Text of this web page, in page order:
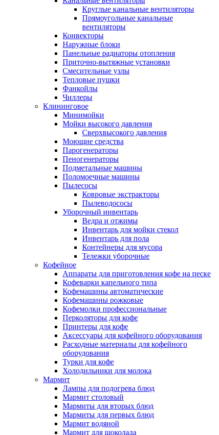
Круглые канальные вентиляторы
Прямоугольные канальные
вентиляторы
Конвекторы
Наружные блоки
Панельные радиаторы отопления
Приточно-вытяжные установки
Смесительные узлы
Тепловые пушки
Фанкойлы
Чиллеры
Клининговое
Минимойки
Мойки высокого давления
Сверхвысокого давления
Моющие средства
Парогенераторы
Пеногенераторы
Подметальные машины
Поломоечные машины
Пылесосы
Ковровые экстракторы
Пылеводососы
Уборочный инвентарь
Ведра и отжимы
Инвентарь для мойки стекол
Инвентарь для пола
Контейнеры для мусора
Тележки уборочные
Кофейное
Аппараты для приготовления кофе на песке
Кофеварки капельного типа
Кофемашины автоматические
Кофемашины рожковые
Кофемолки профессиональные
Перколяторы для кофе
Принтеры для кофе
Аксессуары для кофейного оборудования
Расходные материалы для кофейного
оборудования
Турки для кофе
Холодильники для молока
Мармит
Лампы для подогрева блюд
Мармит столовый
Мармиты для вторых блюд
Мармиты для первых блюд
Мармит водяной
Мармит для шоколада